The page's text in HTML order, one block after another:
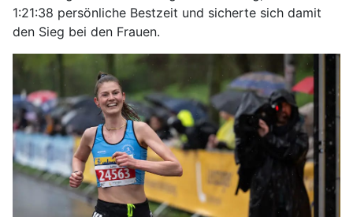
1:21:38 persönliche Bestzeit und sicherte sich damit
den Sieg bei den Frauen.